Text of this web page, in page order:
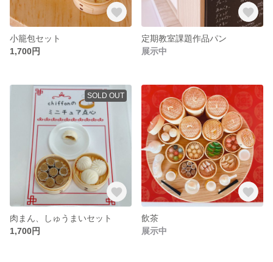
小籠包セット
1,700円
定期教室課題作品パン
展示中
SOLD OUT
肉まん、しゅうまいセット
1,700円
飲茶
展示中